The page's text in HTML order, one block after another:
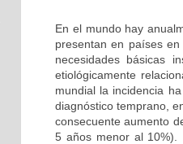
En el mundo hay
presentan en países
necesidades básicas
etiológicamente
mundial la incidencia
diagnóstico temprano,
consecuente aumento
5 años menor al 10%).